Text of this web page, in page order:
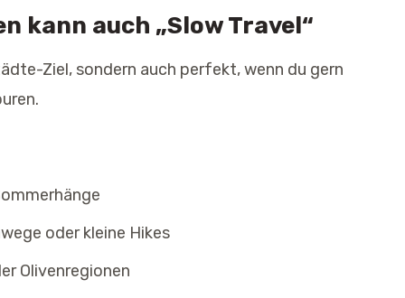
kann auch „Slow Travel“
Ziel, sondern auch perfekt, wenn du gern
oder kleine Hikes
Olivenregionen